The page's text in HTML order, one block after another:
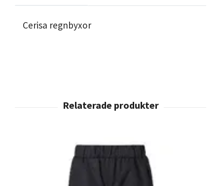
Cerisa regnbyxor